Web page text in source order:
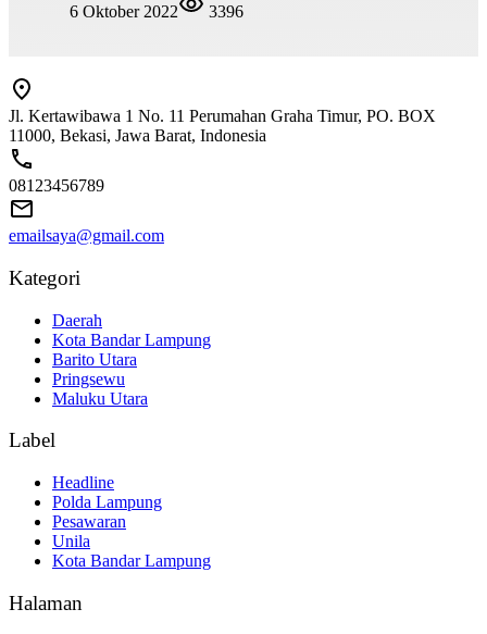
6 Oktober 2022
3396
Jl. Kertawibawa 1 No. 11 Perumahan Graha Timur, PO. BOX
11000, Bekasi, Jawa Barat, Indonesia
08123456789
emailsaya@gmail.com
Kategori
Daerah
Kota Bandar Lampung
Barito Utara
Pringsewu
Maluku Utara
Label
Headline
Polda Lampung
Pesawaran
Unila
Kota Bandar Lampung
Halaman